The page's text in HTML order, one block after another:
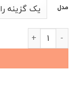
مدل
چادر خودرو TIGGO5 عدد